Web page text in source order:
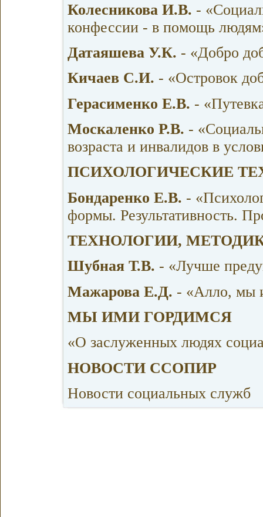
Колесникова И.В. -
конфессии - в помощь
Датаяшева У.К. - «Добро
Кичаев С.И. - «Островок
Герасименко Е.В. -
Москаленко Р.В. -
возраста и инвалидов в
ПСИХОЛОГИЧЕСКИЕ
Бондаренко Е.В. -
формы. Результативность.
ТЕХНОЛОГИИ,
Шубная Т.В. - «Лучше
Мажарова Е.Д. - «Алло, мы
МЫ ИМИ ГОРДИМСЯ
«О заслуженных людях
НОВОСТИ ССОПИР
Новости социальных служб